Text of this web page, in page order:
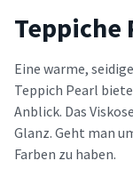
Teppiche
Eine warme,
Teppich Pearl
Anblick. Das
Glanz. Geht man
Farben zu haben.